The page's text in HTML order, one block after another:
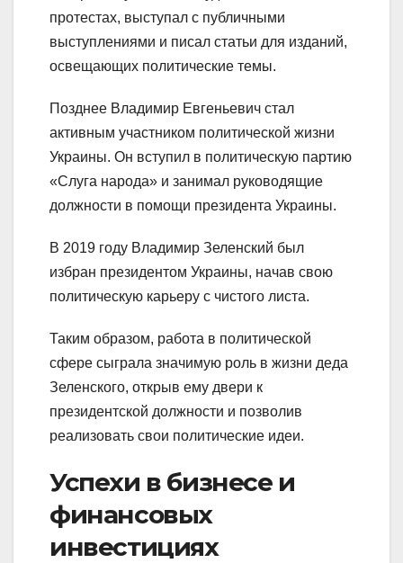
протестах, выступал с публичными
выступлениями и писал статьи для изданий,
освещающих политические темы.
Позднее Владимир Евгеньевич стал
активным участником политической жизни
Украины. Он вступил в политическую партию
«Слуга народа» и занимал руководящие
должности в помощи президента Украины.
В 2019 году Владимир Зеленский был
избран президентом Украины, начав свою
политическую карьеру с чистого листа.
Таким образом, работа в политической
сфере сыграла значимую роль в жизни деда
Зеленского, открыв ему двери к
президентской должности и позволив
реализовать свои политические идеи.
Успехи в бизнесе и
финансовых
инвестициях